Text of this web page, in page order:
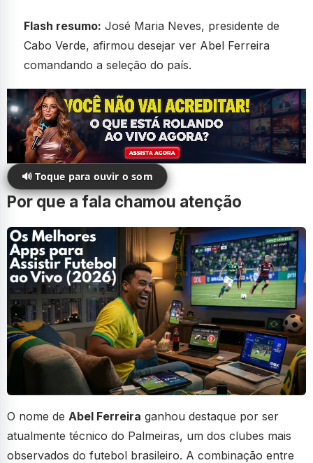
Flash resumo: José Maria Neves, presidente de
Cabo Verde, afirmou desejar ver Abel Ferreira
comandando a seleção do país.
🔊 Toque para ouvir o som
Por que a fala chamou atenção
O nome de Abel Ferreira ganhou destaque por ser
atualmente técnico do Palmeiras, um dos clubes mais
observados do futebol brasileiro. A combinação entre